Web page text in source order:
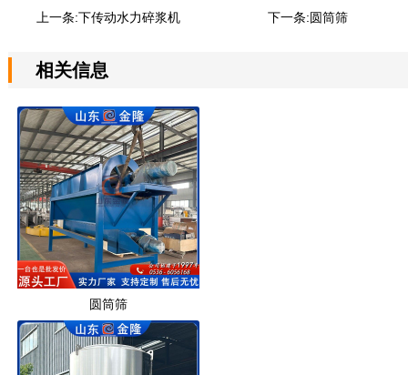
上一条:下传动水力碎浆机 下一条:圆筒筛
相关信息
圆筒筛